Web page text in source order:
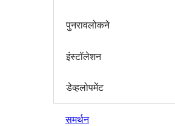
पुनरावलोकने
इंस्टॉलेशन
डेव्हलोपमेंट
समर्थन